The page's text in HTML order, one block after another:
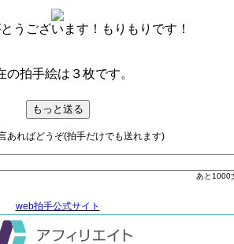
うございます！もりもりです！
の拍手絵は３枚です。
あればどうぞ(拍手だけでも送れます)
あと 1000
web拍手公式サイト